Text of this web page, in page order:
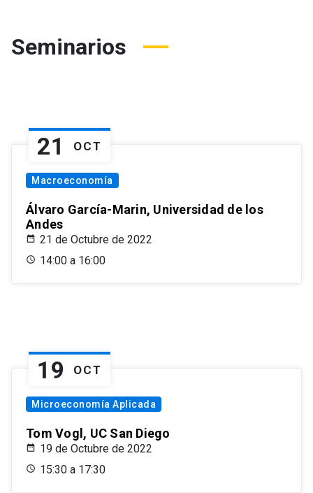
Seminarios
21 OCT
Macroeconomía
Álvaro García-Marin, Universidad de los
Andes
21 de Octubre de 2022
14:00 a 16:00
19 OCT
Microeconomía Aplicada
Tom Vogl, UC San Diego
19 de Octubre de 2022
15:30 a 17:30